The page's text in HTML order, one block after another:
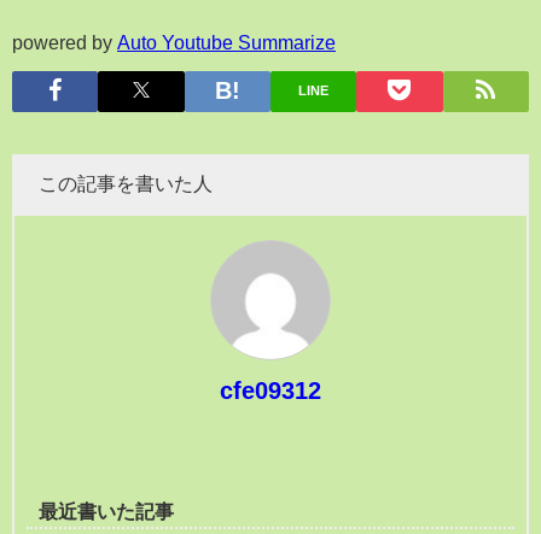
powered by Auto Youtube Summarize
LINE
この記事を書いた人
cfe09312
最近書いた記事